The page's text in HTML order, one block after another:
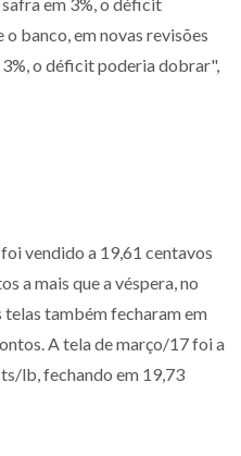
banco, em novas revisões
o déficit poderia dobrar",
vendido a 19,61 centavos
a mais que a véspera, no
também fecharam em
A tela de março/17 foi a
lb, fechando em 19,73